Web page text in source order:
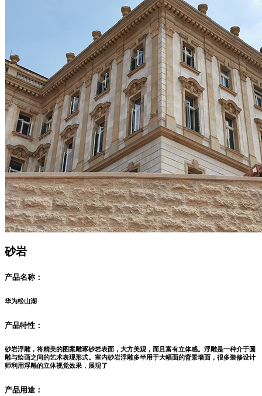
砂岩
产品名称：
华为松山湖
产品特性：
砂岩浮雕，将精美的图案雕琢砂岩表面，大方美观，而且富有立体感。浮雕是一种介于圆
雕与绘画之间的艺术表现形式。室内砂岩浮雕多半用于大幅面的背景墙面，很多装修设计
师利用浮雕的立体视觉效果，展现了
产品用途：